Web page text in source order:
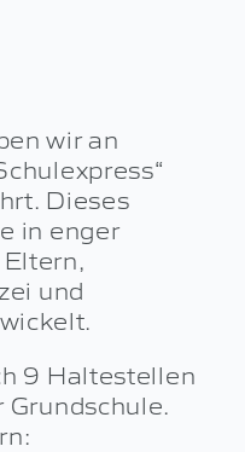
wir an
Dieses
in enger
und
9 Haltestellen